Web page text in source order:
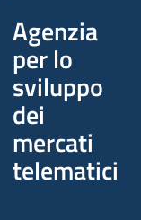
Agenzia
per lo
sviluppo
dei
mercati
telematici